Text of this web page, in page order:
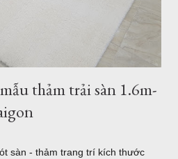
sàn bán tại quận 7 I0016 5 mẫu
thảm trải sàn 1.6m-
sàn - thảm trang trí kích thước